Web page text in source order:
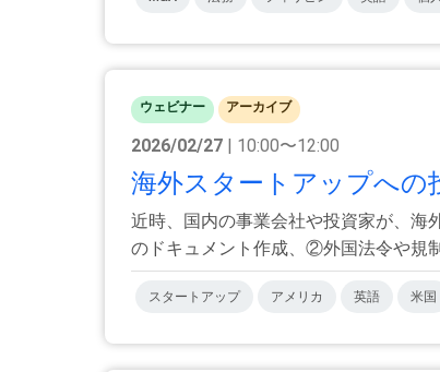
ウェビナー アーカイブ
2026/02/27 | 10:00〜12:00
海外スタートアップへの
近時、国内の事業会社や投資家が、
のドキュメント作成、②外国法令や規
スタートアップ アメリカ 英語 米国